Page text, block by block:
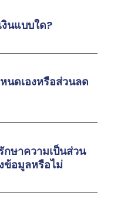
นแบบใด?
ดเองหรือส่วนลด
ษาความเป็นส่วน
ข้อมูลหรือไม่